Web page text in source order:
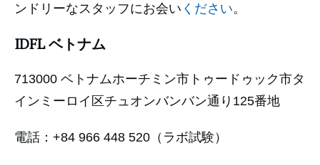
ンドリーなスタッフにお会い ください。
IDFL ベトナム
713000 ベトナムホーチミン市トゥードゥック市タ
インミーロイ区チュオンバンバン通り125番地
電話：+84 966 448 520（ラボ試験）